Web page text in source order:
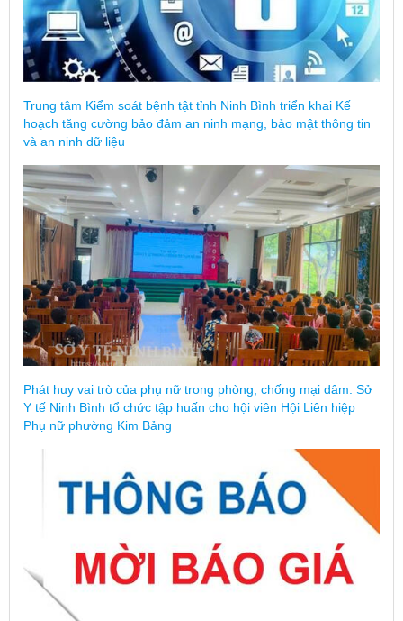
Trung tâm Kiểm soát bệnh tật tỉnh Ninh Bình triển khai Kế
hoạch tăng cường bảo đảm an ninh mạng, bảo mật thông tin
và an ninh dữ liệu
Phát huy vai trò của phụ nữ trong phòng, chống mại dâm: Sở
Y tế Ninh Bình tổ chức tập huấn cho hội viên Hội Liên hiệp
Phụ nữ phường Kim Bảng